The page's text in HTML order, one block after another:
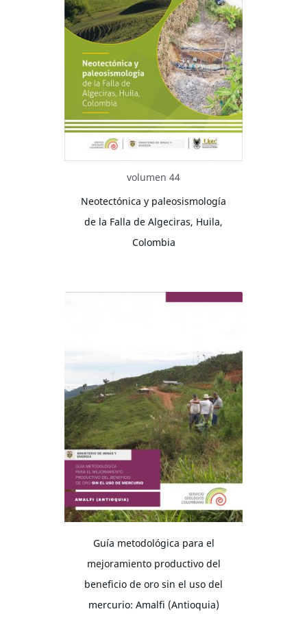
volumen 44
Neotectónica y paleosismología
de la Falla de Algeciras, Huila,
Colombia
Guía metodológica para el
mejoramiento productivo del
beneficio de oro sin el uso del
mercurio: Amalfi (Antioquia)